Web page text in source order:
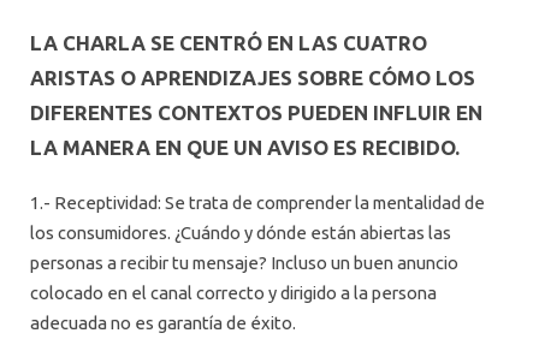
LA CHARLA SE CENTRÓ EN LAS CUATRO
ARISTAS O APRENDIZAJES SOBRE CÓMO LOS
DIFERENTES CONTEXTOS PUEDEN INFLUIR EN
LA MANERA EN QUE UN AVISO ES RECIBIDO.
1.- Receptividad: Se trata de comprender la mentalidad de
los consumidores. ¿Cuándo y dónde están abiertas las
personas a recibir tu mensaje? Incluso un buen anuncio
colocado en el canal correcto y dirigido a la persona
adecuada no es garantía de éxito.